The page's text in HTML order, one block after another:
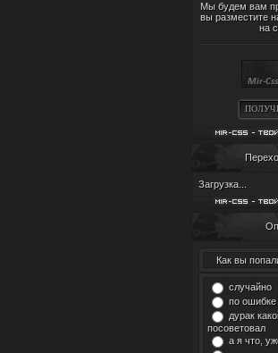
Мы будем вам
вы разместите
на
Загрузка...
Как вы
случайно
по ошибке
дурак
посоветовал
а я что,